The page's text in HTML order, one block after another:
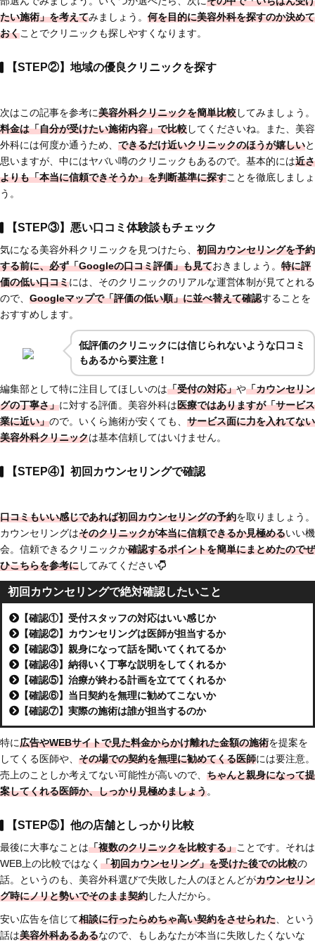
たい施術」を考えてみましょう。 何を目的に美容外科を探すのか決めて
おくことでクリニックも探しやすくなります。
【STEP②】地域の優良クリニックを探す
次はこの記事を参考に美容外科クリニックを簡単比較してみましょう。
料金は「自分が受けたい施術内容」で比較してくださいね。また、美容
外科には何度か通うため、 できるだけ近いクリニックのほうが嬉しいと
思いますが、中にはヤバい噂のクリニックもあるので。基本的には近さ
よりも「本当に信頼できそうか」を判断基準に探すことを徹底しましょ
う。
【STEP③】悪い口コミ体験談もチェック
気になる美容外科クリニックを見つけたら、 初回カウンセリングを予約
する前に、必ず「Googleの口コミ評価」も見ておきましょう。 特に評
価の低い口コミには、そのクリニックのリアルな運営体制が見てとれる
ので、 Googleマップで「評価の低い順」に並べ替えて確認することを
おすすめします。
低評価のクリニックには信じられないような口コミ
もあるから要注意！
編集部として特に注目してほしいのは「受付の対応」や「カウンセリン
グの丁寧さ」に対する評価。美容外科は医療ではありますが「サービス
業に近い」ので。いくら施術が安くても、 サービス面に力を入れてない
美容外科クリニックは基本信頼してはいけません。
【STEP④】初回カウンセリングで確認
口コミもいい感じであれば初回カウンセリングの予約を取りましょう。
カウンセリングはそのクリニックが本当に信頼できるか見極めるいい機
会。信頼できるクリニックか確認するポイントを簡単にまとめたのでぜ
ひこちらを参考にしてみてください
初回カウンセリングで絶対確認したいこと
【確認①】受付スタッフの対応はいい感じか
【確認②】カウンセリングは医師が担当するか
【確認③】親身になって話を聞いてくれてるか
【確認④】納得いく丁寧な説明をしてくれるか
【確認⑤】治療が終わる計画を立ててくれるか
【確認⑥】当日契約を無理に勧めてこないか
【確認⑦】実際の施術は誰が担当するのか
特に広告やWEBサイトで見た料金からかけ離れた金額の施術を提案を
してくる医師や、 その場での契約を無理に勧めてくる医師には要注意。
売上のことしか考えてない可能性が高いので、 ちゃんと親身になって提
案してくれる医師か、しっかり見極めましょう。
【STEP⑤】他の店舗としっかり比較
最後に大事なことは「複数のクリニックを比較する」ことです。それは
WEB上の比較ではなく 「初回カウンセリング」を受けた後での比較の
話。というのも、美容外科選びで失敗した人のほとんどがカウンセリン
グ時にノリと勢いでそのまま契約した人だから。
安い広告を信じて相談に行ったらめちゃ高い契約をさせられた 、という
話は美容外科あるあるなので、もしあなたが本当に失敗したくないな